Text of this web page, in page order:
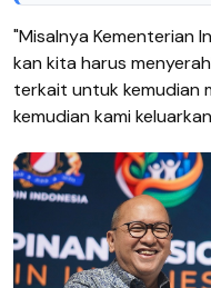
"Misalnya Kementerian
kan kita harus
terkait untuk kemudian
kemudian kami